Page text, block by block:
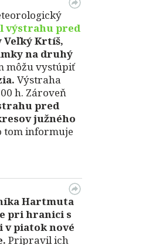
výstrahu pred
Veľký Krtíš,
na druhý
môžu vystúpiť
Výstraha
h. Zároveň
pred
južného
tom informuje
Hartmuta
pri hranici s
v piatok nové
Pripravil ich